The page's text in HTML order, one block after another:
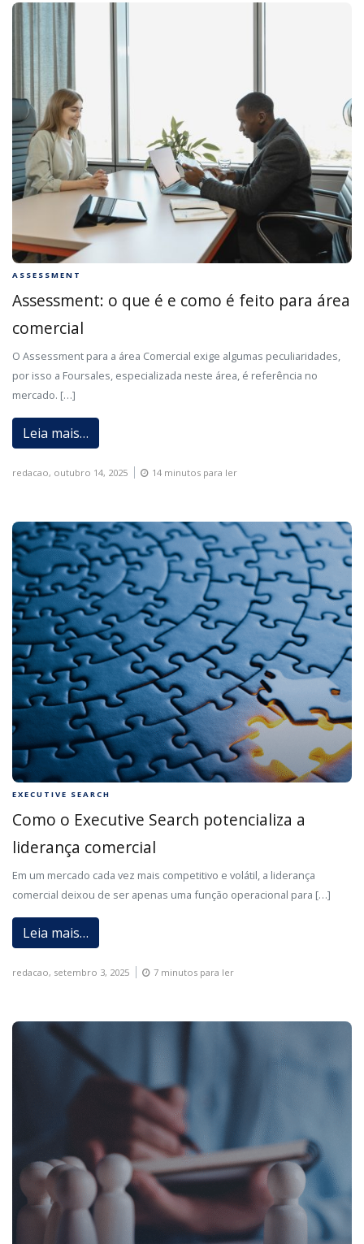
ASSESSMENT
Assessment: o que é e como é feito para área
comercial
O Assessment para a área Comercial exige algumas peculiaridades,
por isso a Foursales, especializada neste área, é referência no
mercado. […]
Leia mais…
redacao, outubro 14, 2025 14 minutos para ler
EXECUTIVE SEARCH
Como o Executive Search potencializa a
liderança comercial
Em um mercado cada vez mais competitivo e volátil, a liderança
comercial deixou de ser apenas uma função operacional para […]
Leia mais…
redacao, setembro 3, 2025 7 minutos para ler